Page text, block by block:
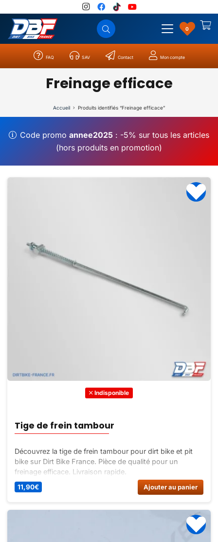
0
FAQ SAV Contact Mon compte
Freinage efficace
Accueil Produits identifiés “Freinage efficace”
Code promo annee2025: -5% sur tous les articles
(hors produits en promotion)
Indisponible
Tige de frein tambour
Découvrez la tige de frein tambour pour dirt bike et pit
bike sur Dirt Bike France. Pièce de qualité pour un
freinage efficace. Livraison rapide.
11,90€ Ajouter au panier
Catégories Résultats